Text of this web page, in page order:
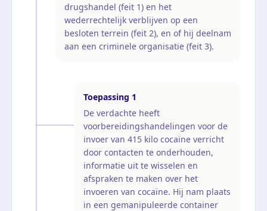
drugshandel (feit 1) en het
wederrechtelijk verblijven op een
besloten terrein (feit 2), en of hij deelnam
aan een criminele organisatie (feit 3).
Toepassing 1
De verdachte heeft
voorbereidingshandelingen voor de
invoer van 415 kilo cocaïne verricht
door contacten te onderhouden,
informatie uit te wisselen en
afspraken te maken over het
invoeren van cocaïne. Hij nam plaats
in een gemanipuleerde container